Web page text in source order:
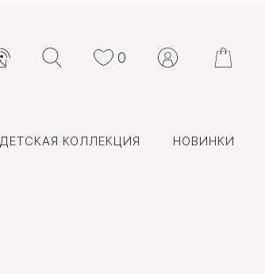
0
ДЕТСКАЯ КОЛЛЕКЦИЯ НОВИНКИ